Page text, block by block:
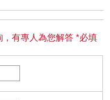
有專人為您解答 *必填